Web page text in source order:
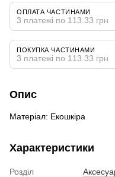
ОПЛАТА ЧАСТИНАМИ
3 платежі по 113.33 грн
ПОКУПКА ЧАСТИНАМИ
3 платежі по 113.33 грн
Опис
Матеріал: Екошкіра
Характеристики
Розділ